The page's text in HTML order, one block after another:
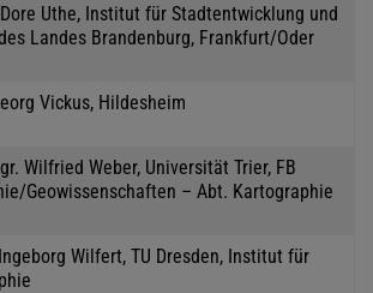
Dore Uthe, Institut für Stadtentwicklung und
Landes Brandenburg, Frankfurt/Oder
Vickus, Hildesheim
Wilfried Weber, Universität Trier, FB
Geowissenschaften – Abt. Kartographie
Wilfert, TU Dresden, Institut für